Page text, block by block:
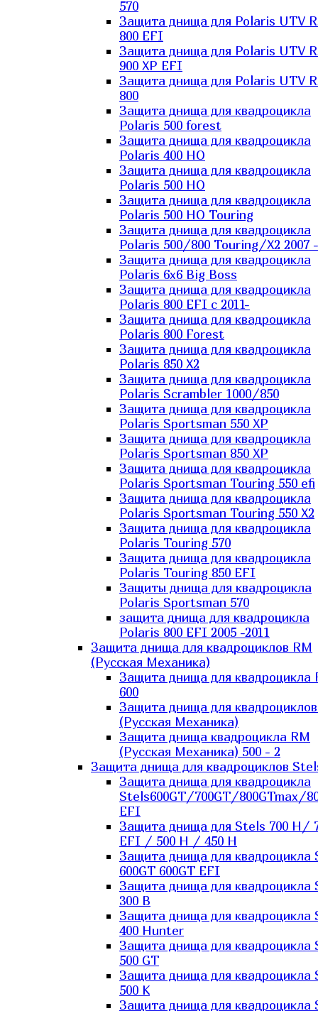
570
Защита днища для Polaris UTV
800 EFI
Защита днища для Polaris UTV
900 XP EFI
Защита днища для Polaris UTV
800
Защита днища для квадроцикла
Polaris 500 forest
Защита днища для квадроцикла
Polaris 400 HO
Защита днища для квадроцикла
Polaris 500 HO
Защита днища для квадроцикла
Polaris 500 HO Touring
Защита днища для квадроцикла
Polaris 500/800 Touring/X2 2007 -
Защита днища для квадроцикла
Polaris 6х6 Big Boss
Защита днища для квадроцикла
Polaris 800 EFI с 2011-
Защита днища для квадроцикла
Polaris 800 Forest
Защита днища для квадроцикла
Polaris 850 X2
Защита днища для квадроцикла
Polaris Scrambler 1000/850
Защита днища для квадроцикла
Polaris Sportsman 550 XP
Защита днища для квадроцикла
Polaris Sportsman 850 XP
Защита днища для квадроцикла
Polaris Sportsman Touring 550 efi
Защита днища для квадроцикла
Polaris Sportsman Touring 550 X2
Защита днища для квадроцикла
Polaris Touring 570
Защита днища для квадроцикла
Polaris Touring 850 EFI
Защиты днища для квадроцикла
Polaris Sportsman 570
защита днища для квадроцикла
Polaris 800 EFI 2005 -2011
Защита днища для квадроциклов RM
(Русская Механика)
Защита днища для квадроцикла
600
Защита днища для
(Русская Механика)
Защита днища квадроцикла RM
(Русская Механика) 500 - 2
Защита днища для квадроциклов
Защита днища для квадроцикла
Stels600GT/700GT/800GTmax/
EFI
Защита днища для Stels 700 H/
EFI / 500 H / 450 H
Защита днища для квадроцикла
600GT 600GT EFI
Защита днища для квадроцикла
300 B
Защита днища для квадроцикла
400 Hunter
Защита днища для квадроцикла
500 GT
Защита днища для квадроцикла
500 K
Защита днища для квадроцикла